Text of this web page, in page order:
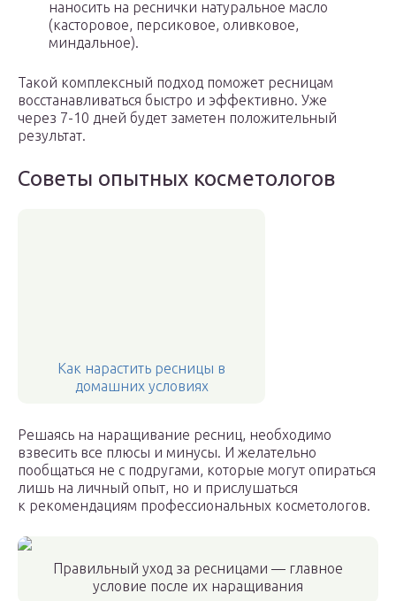
наносить на реснички натуральное масло
(касторовое, персиковое, оливковое,
миндальное).
Такой комплексный подход поможет ресницам
восстанавливаться быстро и эффективно. Уже
через 7-10 дней будет заметен положительный
результат.
Советы опытных косметологов
Как нарастить ресницы в
домашних условиях
Решаясь на наращивание ресниц, необходимо
взвесить все плюсы и минусы. И желательно
пообщаться не с подругами, которые могут опираться
лишь на личный опыт, но и прислушаться
к рекомендациям профессиональных косметологов.
Правильный уход за ресницами — главное
условие после их наращивания